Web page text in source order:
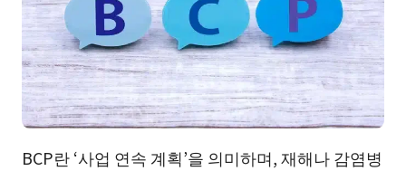
BCP란 ‘사업 연속 계획’을 의미하며, 재해나 감염병